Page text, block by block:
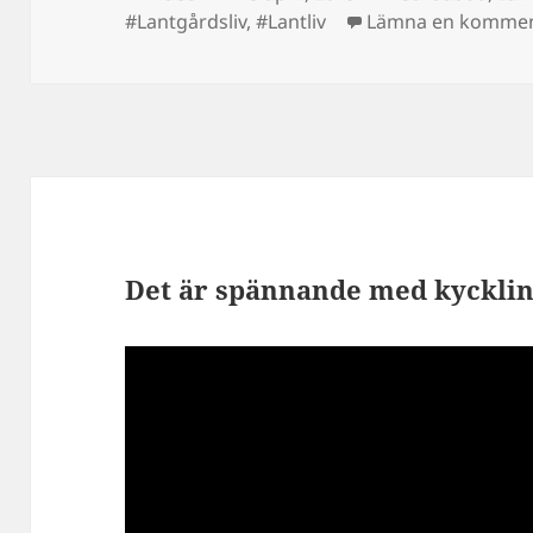
#Lantgårdsliv,#Lantliv Lämna en
Det är spännande med